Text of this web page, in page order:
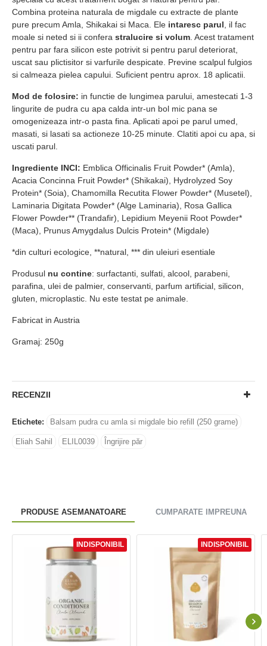
Combina proteina naturala de migdale cu extracte de plante
pure precum Amla, Shikakai si Maca. Ele intaresc parul , il fac
moale si neted si ii confera stralucire si volum . Acest tratament
pentru par fara silicon este potrivit si pentru parul deteriorat,
uscat sau plictisitor si varfurile despicate. Previne scalpul fulgios
si calmeaza pielea capului. Suficient pentru aprox. 18 aplicatii.
Mod de folosire: in functie de lungimea parului, amestecati 1-3
lingurite de pudra cu apa calda intr-un bol mic pana se
omogenizeaza intr-o pasta fina. Aplicati apoi pe parul umed,
masati, si lasati sa actioneze 10-25 minute. Clatiti apoi cu apa, si
uscati parul.
Ingrediente INCI: Emblica Officinalis Fruit Powder* (Amla),
Acacia Concinna Fruit Powder* (Shikakai), Hydrolyzed Soy
Protein* (Soia), Chamomilla Recutita Flower Powder* (Musetel),
Laminaria Digitata Powder* (Alge Laminaria), Rosa Gallica
Flower Powder** (Trandafir), Lepidium Meyenii Root Powder*
(Maca), Prunus Amygdalus Dulcis Protein* (Migdale)
*din culturi ecologice, **natural, *** din uleiuri esentiale
Produsul nu contine: surfactanti, sulfati, alcool, parabeni,
parafina, ulei de palmier, conservanti, parfum artificial, silicon,
gluten, microplastic. Nu este testat pe animale.
Fabricat in Austria
Gramaj: 250g
RECENZII
Etichete: Balsam pudra cu amla si migdale bio refill (250 grame)
Eliah Sahil ELIL0039 Îngrijire păr
PRODUSE ASEMANATOARE CUMPARATE IMPREUNA
INDISPONIBIL INDISPONIBIL